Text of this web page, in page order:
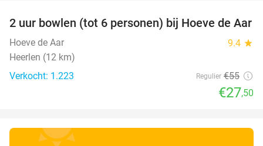
50%
2 uur bowlen (tot 6 personen) bij Hoeve de Aar
Hoeve de Aar 9.4 star
Heerlen (12 km)
Verkocht: 1.223
Regulier €55
€27,50